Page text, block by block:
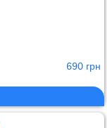
690 грн